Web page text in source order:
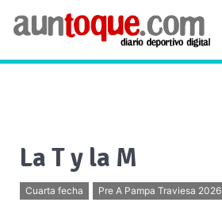
La T y la M
Cuarta fecha Pre A Pampa Traviesa 2026